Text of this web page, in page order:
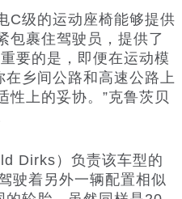
C级的运动座椅能够提供
包裹住驾驶员，提供了
要的是，即便在运动模
乡间公路和高速公路上
性上的妥协。”克鲁茨贝
Dirks）负责该车型的
驶着另外一辆配置相似